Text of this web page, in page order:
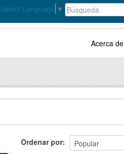
Select Language ▼
Acerca de
Ordenar por